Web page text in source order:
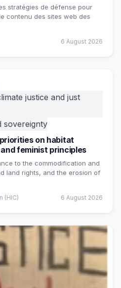
stratégies de défense pour
contenu des sites web des
6 August 2026
justice and just
sovereignty
on habitat
feminist principles
to the commodification and
land rights, and the erosion of
(HIC) 6 August 2026